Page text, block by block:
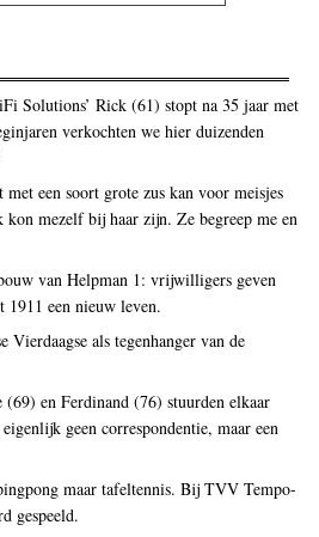
Solutions’ Rick (61) stopt na 35 jaar met
verkochten we hier duizenden
een soort grote zus kan voor meisjes
mezelf bij haar zijn. Ze begreep me en
van Helpman 1: vrijwilligers geven
een nieuw leven.
Vierdaagse als tegenhanger van de
en Ferdinand (76) stuurden elkaar
geen correspondentie, maar een
maar tafeltennis. Bij TVV Tempo-
gespeeld.